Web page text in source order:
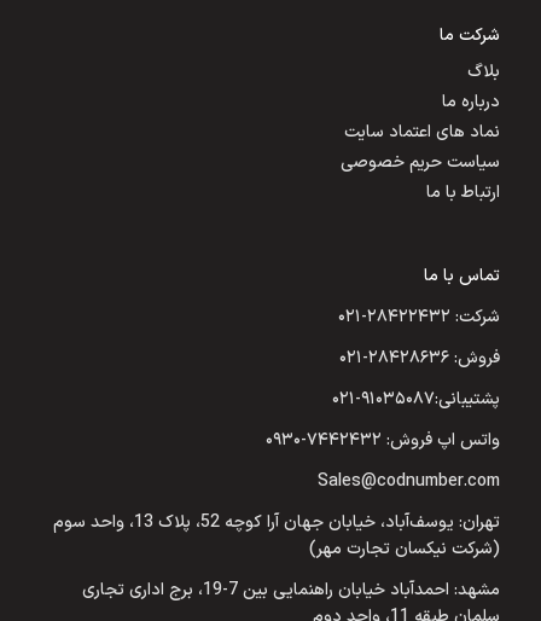
شرکت ما
بلاگ
درباره ما
نماد های اعتماد سایت
سیاست حریم خصوصی
ارتباط با ما
تماس با ما
شرکت: ۲۸۴۲۲۴۳۲-۰۲۱
فروش: ۲۸۴۲۸۶۳۶-۰۲۱
پشتیبانی:۹۱۰۳۵۰۸۷-۰۲۱
واتس اپ فروش: ۷۴۴۲۴۳۲-۰۹۳۰
Sales@codnumber.com
تهران: یوسف‌آباد، خیابان جهان آرا کوچه 52، پلاک 13، واحد سوم
(شرکت نیکسان تجارت مهر)
مشهد: احمدآباد خیابان راهنمایی بین 7-19، برج اداری تجاری